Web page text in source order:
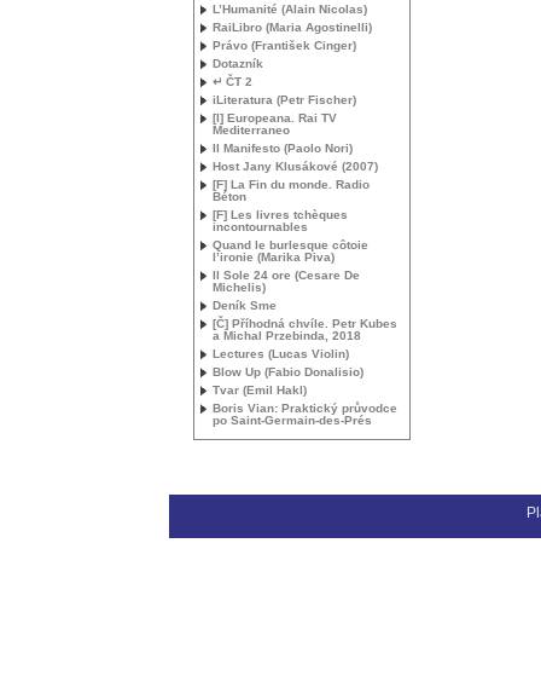
L’Humanité (Alain Nicolas)
RaiLibro (Maria Agostinelli)
Právo (František Cinger)
Dotazník
↵ ČT 2
iLiteratura (Petr Fischer)
[I] Europeana. Rai TV
Mediterraneo
Il Manifesto (Paolo Nori)
Host Jany Klusákové (2007)
[F] La Fin du monde. Radio
Béton
[F] Les livres tchèques
incontournables
Quand le burlesque côtoie
l’ironie (Marika Piva)
Il Sole 24 ore (Cesare De
Michelis)
Deník Sme
[Č] Příhodná chvíle. Petr Kubes
a Michal Przebinda, 2018
Lectures (Lucas Violin)
Blow Up (Fabio Donalisio)
Tvar (Emil Hakl)
Boris Vian: Praktický průvodce
po Saint-Germain-des-Prés